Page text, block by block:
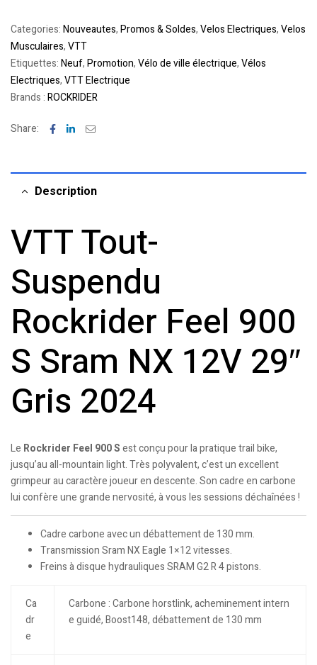
Categories:Nouveautes,Promos & Soldes,Velos Electriques,Velos
Musculaires,VTT
Etiquettes:Neuf,Promotion,Vélo de ville électrique,Vélos
Electriques,VTT Electrique
Brands :ROCKRIDER
Share: Facebook
LinkedinEmail
Description
VTT Tout-
Suspendu
Rockrider Feel 900
S Sram NX 12V 29″
Gris 2024
Le Rockrider Feel 900 Sest conçu pour la pratique trail bike,
jusqu’au all-mountain light. Très polyvalent, c’est un excellent
grimpeur au caractère joueur en descente. Son cadre en carbone
lui confère une grande nervosité, à vous les sessions déchaînées !
Cadre carbone avec un débattement de 130 mm.
Transmission Sram NX Eagle 1×12 vitesses.
Freins à disque hydrauliques SRAM G2 R 4 pistons.
Ca
dr
e
Carbone : Carbone horstlink, acheminement intern
e guidé, Boost148, débattement de 130 mm